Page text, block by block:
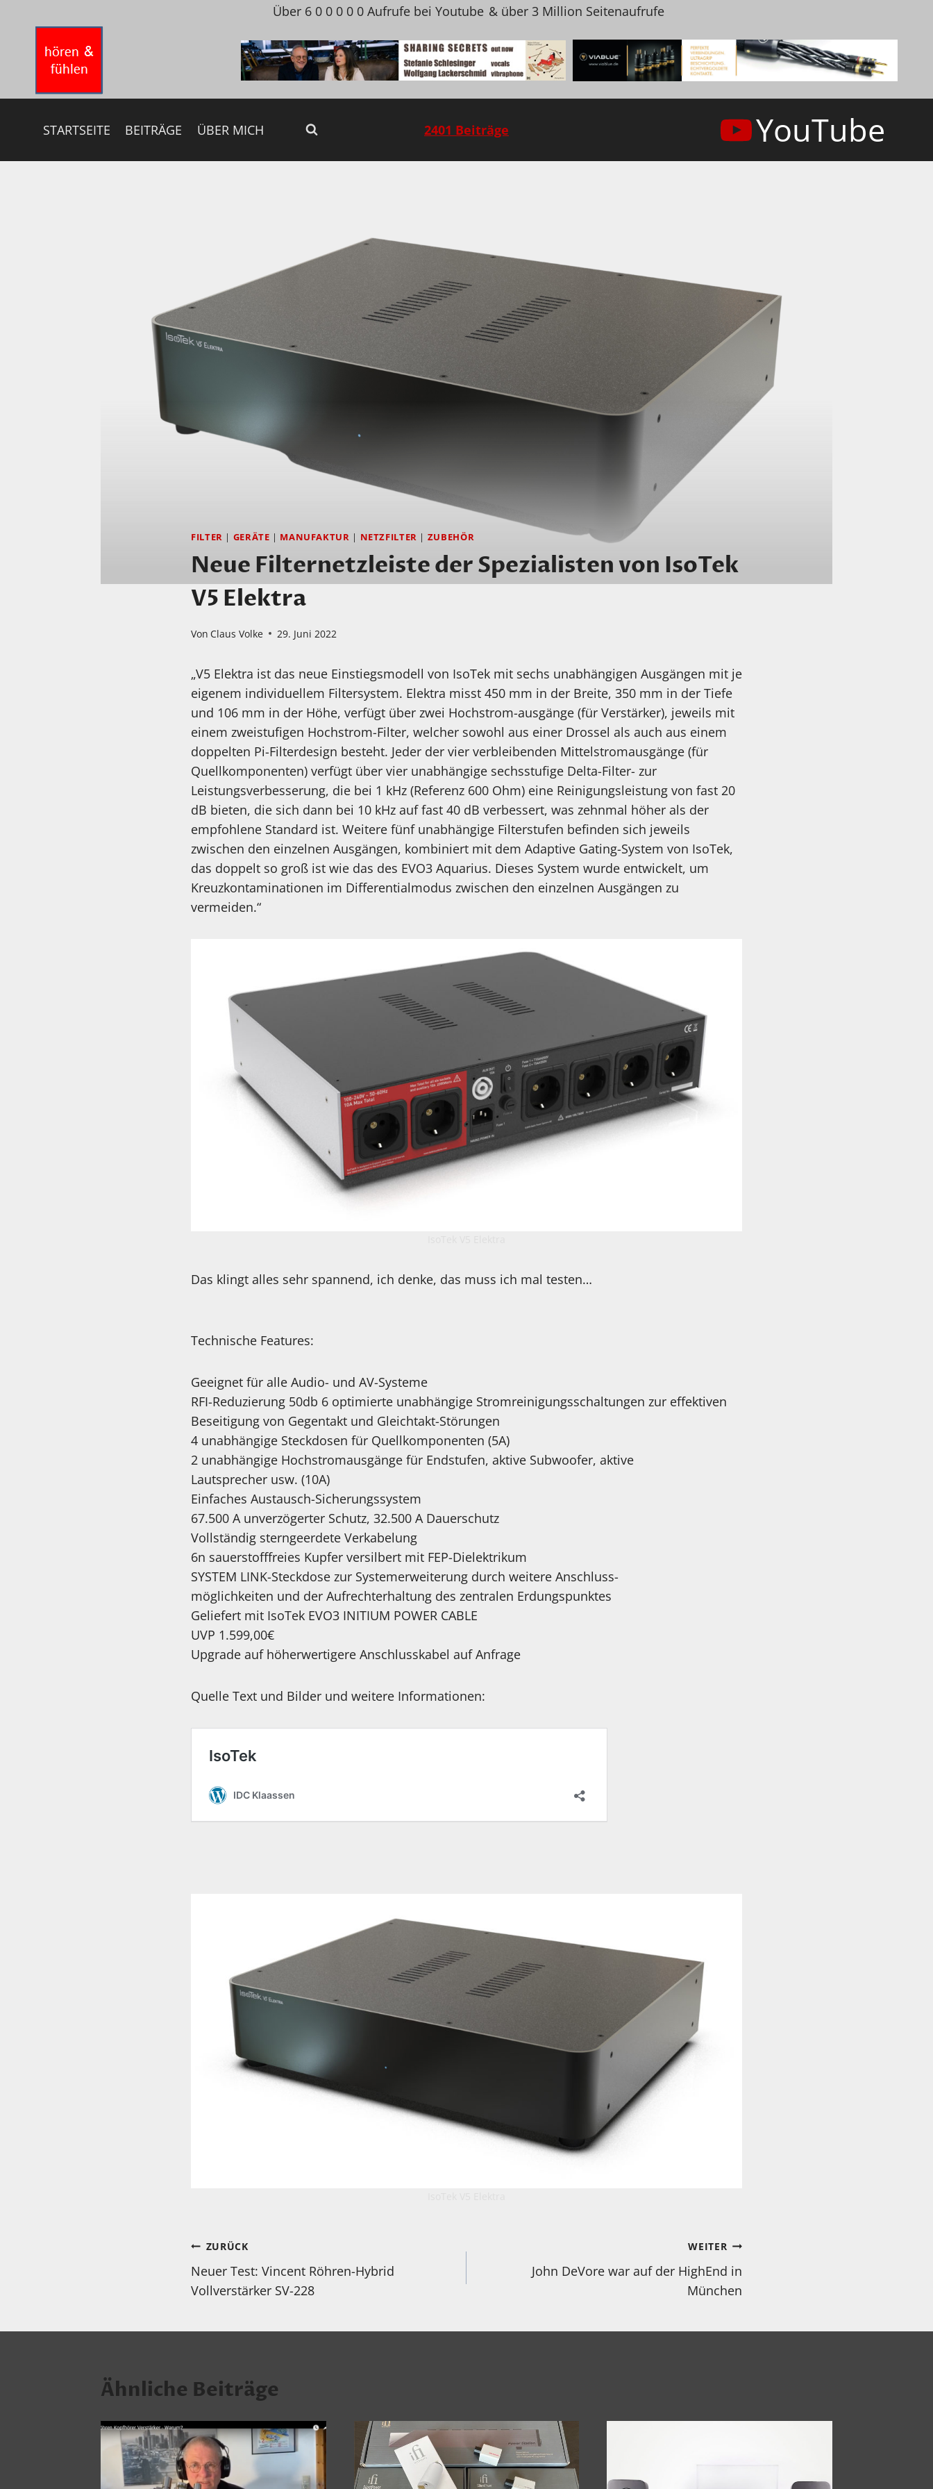
springen
Über 6 0 0 0 0 0 Aufrufe bei Youtube & über 3 Million Seitenaufrufe
STARTSEITE BEITRÄGE ÜBER MICH 2401 Beiträge YouTube
FILTER | GERÄTE | MANUFAKTUR | NETZFILTER | ZUBEHÖR
Neue Filternetzleiste der Spezialisten von IsoTek
V5 Elektra
Von Claus Volke 29. Juni 2022
„V5 Elektra ist das neue Einstiegsmodell von IsoTek mit sechs unabhängigen Ausgängen mit je
eigenem individuellem Filtersystem. Elektra misst 450 mm in der Breite, 350 mm in der Tiefe
und 106 mm in der Höhe, verfügt über zwei Hochstrom-ausgänge (für Verstärker), jeweils mit
einem zweistufigen Hochstrom-Filter, welcher sowohl aus einer Drossel als auch aus einem
doppelten Pi-Filterdesign besteht. Jeder der vier verbleibenden Mittelstromausgänge (für
Quellkomponenten) verfügt über vier unabhängige sechsstufige Delta-Filter- zur
Leistungsverbesserung, die bei 1 kHz (Referenz 600 Ohm) eine Reinigungsleistung von fast 20
dB bieten, die sich dann bei 10 kHz auf fast 40 dB verbessert, was zehnmal höher als der
empfohlene Standard ist. Weitere fünf unabhängige Filterstufen befinden sich jeweils
zwischen den einzelnen Ausgängen, kombiniert mit dem Adaptive Gating-System von IsoTek,
das doppelt so groß ist wie das des EVO3 Aquarius. Dieses System wurde entwickelt, um
Kreuzkontaminationen im Differentialmodus zwischen den einzelnen Ausgängen zu
vermeiden.“
Das klingt alles sehr spannend, ich denke, das muss ich mal testen…
Technische Features:
Geeignet für alle Audio- und AV-Systeme
RFI-Reduzierung 50db 6 optimierte unabhängige Stromreinigungsschaltungen zur effektiven
Beseitigung von Gegentakt und Gleichtakt-Störungen
4 unabhängige Steckdosen für Quellkomponenten (5A)
2 unabhängige Hochstromausgänge für Endstufen, aktive Subwoofer, aktive
Lautsprecher usw. (10A)
Einfaches Austausch-Sicherungssystem
67.500 A unverzögerter Schutz, 32.500 A Dauerschutz
Vollständig sterngeerdete Verkabelung
6n sauerstofffreies Kupfer versilbert mit FEP-Dielektrikum
SYSTEM LINK-Steckdose zur Systemerweiterung durch weitere Anschluss-
möglichkeiten und der Aufrechterhaltung des zentralen Erdungspunktes
Geliefert mit IsoTek EVO3 INITIUM POWER CABLE
UVP 1.599,00€
Upgrade auf höherwertigere Anschlusskabel auf Anfrage
Quelle Text und Bilder und weitere Informationen:
Beitragsnavigation
ZURÜCK
Neuer Test: Vincent Röhren-Hybrid
Vollverstärker SV-228
WEITER
John DeVore war auf der HighEnd in
München
Ähnliche Beiträge